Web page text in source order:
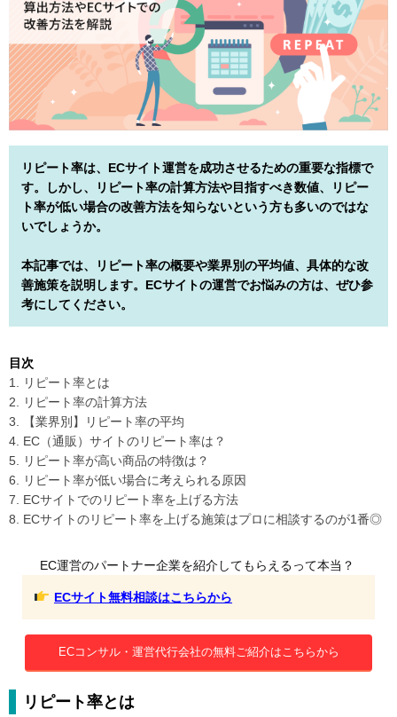
リピート率は、ECサイト運営を成功させるための重要な指標で
す。しかし、リピート率の計算方法や目指すべき数値、リピー
ト率が低い場合の改善方法を知らないという方も多いのではな
いでしょうか。
本記事では、リピート率の概要や業界別の平均値、具体的な改
善施策を説明します。ECサイトの運営でお悩みの方は、ぜひ参
考にしてください。
目次
1. リピート率とは
2. リピート率の計算方法
3. 【業界別】リピート率の平均
4. EC（通販）サイトのリピート率は？
5. リピート率が高い商品の特徴は？
6. リピート率が低い場合に考えられる原因
7. ECサイトでのリピート率を上げる方法
8. ECサイトのリピート率を上げる施策はプロに相談するのが1番◎
EC運営のパートナー企業を紹介してもらえるって本当？
ECサイト無料相談はこちらから
ECコンサル・運営代行会社の無料ご紹介はこちらから
リピート率とは